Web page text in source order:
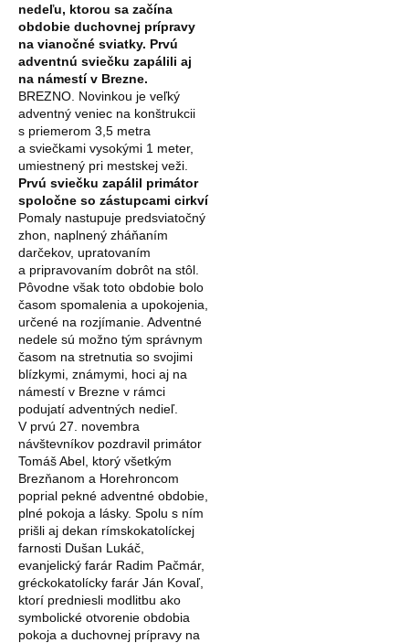
nedeľu, ktorou sa začína
obdobie duchovnej prípravy
na vianočné sviatky. Prvú
adventnú sviečku zapálili aj
na námestí v Brezne.
BREZNO. Novinkou je veľký
adventný veniec na konštrukcii
s priemerom 3,5 metra
a sviečkami vysokými 1 meter,
umiestnený pri mestskej veži.
Prvú sviečku zapálil primátor
spoločne so zástupcami cirkví
Pomaly nastupuje predsviatočný
zhon, naplnený zháňaním
darčekov, upratovaním
a pripravovaním dobrôt na stôl.
Pôvodne však toto obdobie bolo
časom spomalenia a upokojenia,
určené na rozjímanie. Adventné
nedele sú možno tým správnym
časom na stretnutia so svojimi
blízkymi, známymi, hoci aj na
námestí v Brezne v rámci
podujatí adventných nedieľ.
V prvú 27. novembra
návštevníkov pozdravil primátor
Tomáš Abel, ktorý všetkým
Brezňanom a Horehroncom
poprial pekné adventné obdobie,
plné pokoja a lásky. Spolu s ním
prišli aj dekan rímskokatolíckej
farnosti Dušan Lukáč,
evanjelický farár Radim Pačmár,
gréckokatolícky farár Ján Kovaľ,
ktorí predniesli modlitbu ako
symbolické otvorenie obdobia
pokoja a duchovnej prípravy na